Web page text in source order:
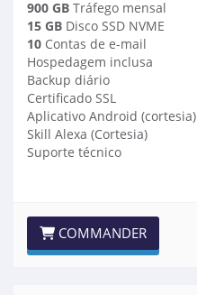
900 GB Tráfego mensal
15 GB Disco SSD NVME
10 Contas de e-mail
Hospedagem inclusa
Backup diário
Certificado SSL
Aplicativo Android (cortesia)
Skill Alexa (Cortesia)
Suporte técnico
COMMANDER